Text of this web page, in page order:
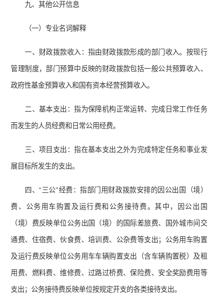
九、其他公开信息
（一）专业名词解释
一、财政拨款收入：指由财政拨款形成的部门收入。按现行
管理制度，部门预算中反映的财政拨款包括一般公共预算收入、
政府性基金预算收入和国有资本经营预算收入。
二、基本支出：指为保障机构正常运转、完成日常工作任务
而发生的人员经费和日常公用经费。
三、项目支出：指在基本支出之外为完成特定任务和事业发
展目标所发生的支出。
四、“三公”经费：指部门用财政拨款安排的因公出国（境）
费、公务用车购置及运行费和公务接待费。其中，因公出国
（境）费反映单位公务出国（境）的国际差旅费、国外城市间交
通费、住宿费、伙食费、培训费、公杂费等支出；公务用车购置
及运行费反映单位公务用车车辆购置支出（含车辆购置税）及租
用费、燃料费、维修费、过路过桥费、保险费、安全奖励费用等
支出；公务接待费反映单位按规定开支的各类接待支出。